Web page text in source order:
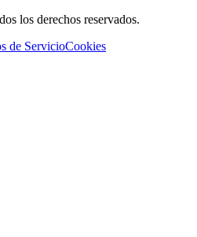
los derechos reservados.
de ServicioCookies